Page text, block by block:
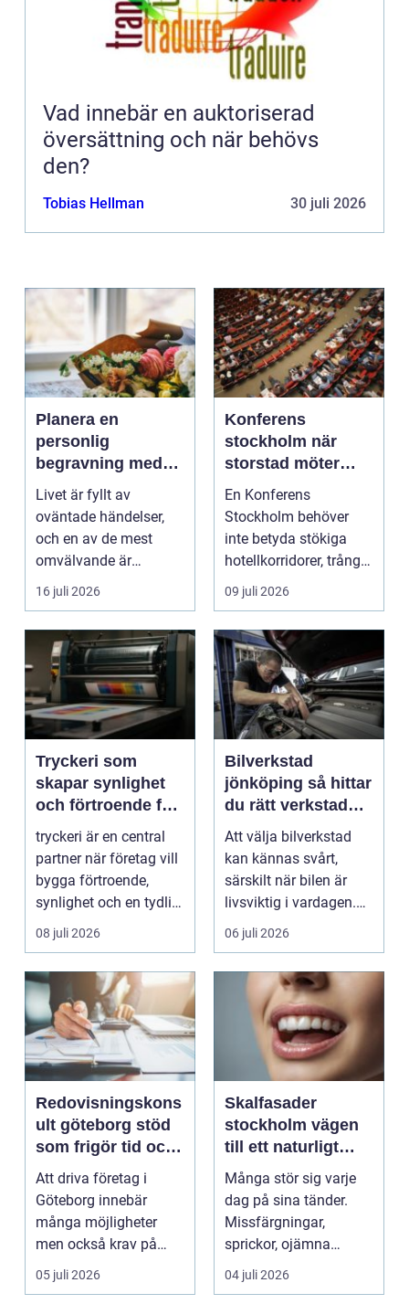
Vad innebär en auktoriserad
översättning och när behövs
den?
Tobias Hellman 30 juli 2026
Planera en
personlig
begravning med
hjälp av en
begravningsbyrå
Livet är fyllt av
oväntade händelser,
och en av de mest
omvälvande är
n&aum...
16 juli 2026
Konferens
stockholm när
storstad möter
rofylld landsbygd
En Konferens
Stockholm behöver
inte betyda stökiga
hotellkorridorer, trånga
mötesrum och brus
från c...
09 juli 2026
Tryckeri som
skapar synlighet
och förtroende för
ditt företag
tryckeri är en central
partner när företag vill
bygga förtroende,
synlighet och en tydlig
profil i a...
08 juli 2026
Bilverkstad
jönköping så hittar
du rätt verkstad
för din bil
Att välja bilverkstad
kan kännas svårt,
särskilt när bilen är
livsviktig i vardagen.
För många biläg...
06 juli 2026
Redovisningskons
ult göteborg stöd
som frigör tid och
skapar kontroll
Att driva företag i
Göteborg innebär
många möjligheter
men också krav på
ordning i ekonomin.
För må...
05 juli 2026
Skalfasader
stockholm vägen
till ett naturligt
vackert leende
Många stör sig varje
dag på sina tänder.
Missfärgningar,
sprickor, ojämna
kanter eller en sned
tandr...
04 juli 2026